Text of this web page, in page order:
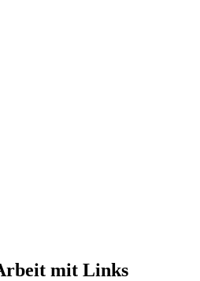
mit Links